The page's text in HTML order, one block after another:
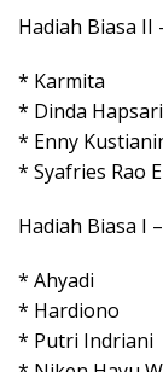
Hadiah Biasa
* Karmita
* Dinda Hapsari
* Enny
* Syafries Rao
Hadiah Biasa I
* Ahyadi
* Hardiono
* Putri Indriani